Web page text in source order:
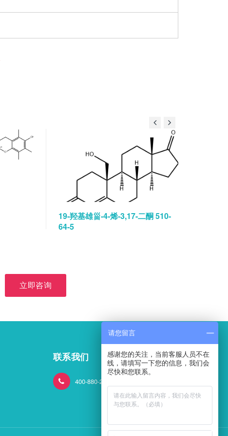
19-羟基雄甾-4-烯-3,17-二酮 510-
64-5
立即咨询
联系我们
400-880-2824
请您留言
感谢您的关注，当前客服人员不在
线，请填写一下您的信息，我们会
尽快和您联系。